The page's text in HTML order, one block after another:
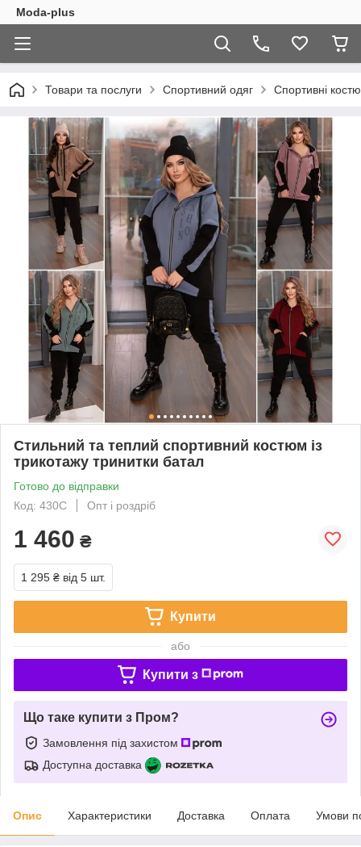
Moda-plus
Товари та послуги Спортивний одяг Спортивні
Стильний та теплий спортивний костюм із
трикотажу тринитки батал
Готово до відправки
Код: 430С
Опт і роздріб
1 460 ₴
1 295 ₴ від 5 шт.
Купити
або
Купити з
Що таке купити з Пром?
Замовлення під захистом
Доступна доставка
Опис Характеристики Доставка Оплата Умови